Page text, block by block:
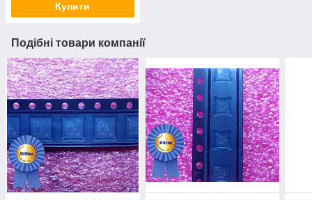
Купити
Подібні товари компанії